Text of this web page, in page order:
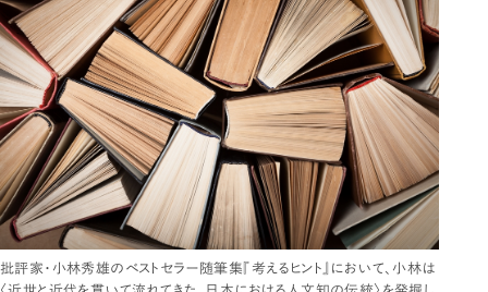
批評家・小林秀雄のベストセラー随筆集『考えるヒント』において、小林は